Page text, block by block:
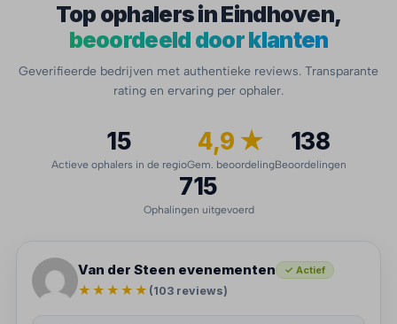
Top ophalers in Eindhoven,
beoordeeld door klanten
Geverifieerde bedrijven met authentieke reviews. Transparante
rating en ervaring per ophaler.
15
Actieve ophalers in de regio
4,9 ★
Gem. beoordeling
138
Beoordelingen
715
Ophalingen uitgevoerd
Van der Steen evenementen ✓ Actief
★★★★★ (103 reviews)